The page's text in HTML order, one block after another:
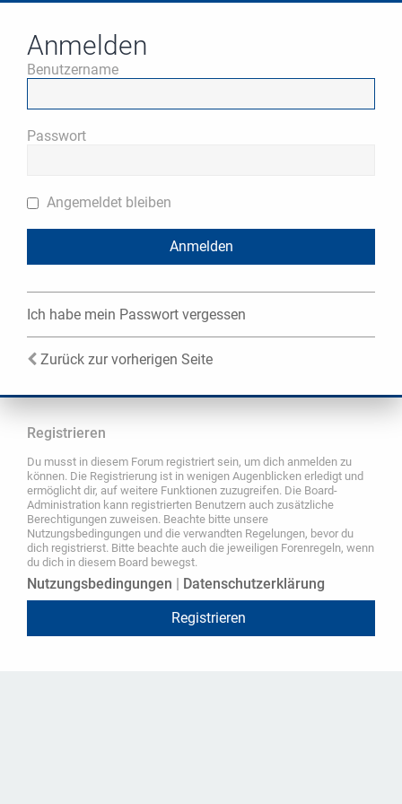
Anmelden
Benutzername
Passwort
Angemeldet bleiben
Ich habe mein Passwort vergessen
Zurück zur vorherigen Seite
Registrieren
Du musst in diesem Forum registriert sein, um dich anmelden zu
können. Die Registrierung ist in wenigen Augenblicken erledigt und
ermöglicht dir, auf weitere Funktionen zuzugreifen. Die Board-
Administration kann registrierten Benutzern auch zusätzliche
Berechtigungen zuweisen. Beachte bitte unsere
Nutzungsbedingungen und die verwandten Regelungen, bevor du
dich registrierst. Bitte beachte auch die jeweiligen Forenregeln, wenn
du dich in diesem Board bewegst.
Nutzungsbedingungen
Datenschutzerklärung
Registrieren